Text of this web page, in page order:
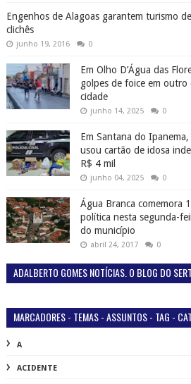
Engenhos de Alagoas garantem turismo
clichês
junho 19, 2016 0
Em Olho D’Água das
golpes de foice em
cidade
junho 14, 2025 0
Em Santana do
usou cartão de idosa
R$ 4 mil
junho 04, 2025 0
Água Branca comemora
política nesta segunda-
do município
abril 24, 2017 0
ADALBERTO GOMES NOTÍCIAS. O BLOG DO
MARCADORES - TEMAS - ASSUNTOS - TAG -
A
ACIDENTE